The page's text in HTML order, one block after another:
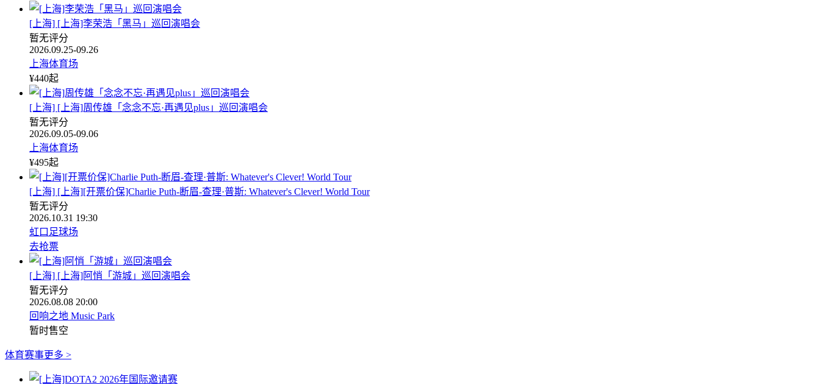
[上海] [上海]李荣浩「黑马」巡回演唱会
暂无评分
2026.09.25-09.26
上海体育场
¥440起
[上海] [上海]周传雄「念念不忘·再遇见plus」巡回演唱会
暂无评分
2026.09.05-09.06
上海体育场
¥495起
[上海] [上海][开票价保]Charlie Puth-断眉-查理·普斯: Whatever's Clever! World Tour
暂无评分
2026.10.31 19:30
虹口足球场
去抢票
[上海] [上海]阿悄「游城」巡回演唱会
暂无评分
2026.08.08 20:00
回响之地 Music Park
暂时售空
体育赛事更多 >